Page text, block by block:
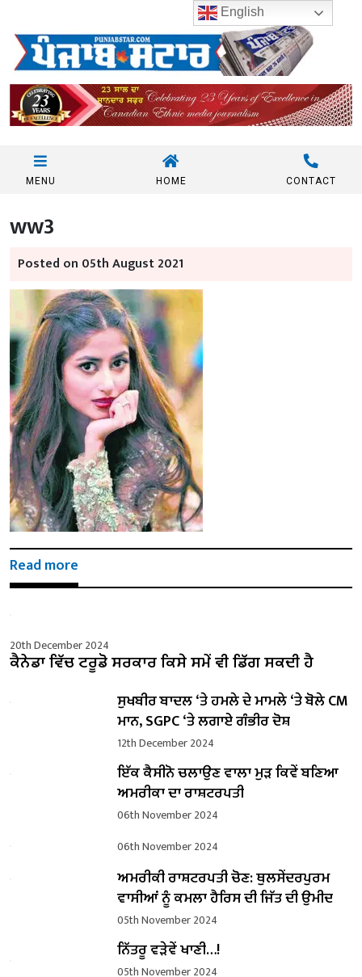
MENU HOME CONTACT
ww3
Posted on 05th August 2021
Read more
20th December 2024
ਕੈਨੇਡਾ ਵਿੱਚ ਟਰੂਡੋ ਸਰਕਾਰ ਕਿਸੇ ਸਮੇਂ ਵੀ ਡਿੱਗ ਸਕਦੀ ਹੈ
ਸੁਖਬੀਰ ਬਾਦਲ ‘ਤੇ ਹਮਲੇ ਦੇ ਮਾਮਲੇ ‘ਤੇ ਬੋਲੇ ​​CM
ਮਾਨ, SGPC ‘ਤੇ ਲਗਾਏ ਗੰਭੀਰ ਦੋਸ਼
12th December 2024
ਇੱਕ ਕੈਸੀਨੋ ਚਲਾਉਣ ਵਾਲਾ ਮੁੜ ਕਿਵੇਂ ਬਣਿਆ
ਅਮਰੀਕਾ ਦਾ ਰਾਸ਼ਟਰਪਤੀ
06th November 2024
06th November 2024
ਅਮਰੀਕੀ ਰਾਸ਼ਟਰਪਤੀ ਚੋਣ: ਥੁਲਸੇਂਦਰਪੁਰਮ
ਵਾਸੀਆਂ ਨੂੰ ਕਮਲਾ ਹੈਰਿਸ ਦੀ ਜਿੱਤ ਦੀ ਉਮੀਦ
05th November 2024
ਨਿੱਤਰੂ ਵੜੇਵੇਂ ਖਾਣੀ…!
05th November 2024
English